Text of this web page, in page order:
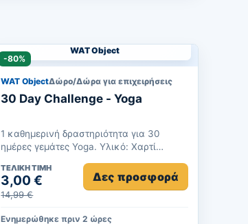
WAT Object
-80%
WAT ObjectΔώρο/Δώρα για επιχειρήσεις
30 Day Challenge - Yoga
1 καθημερινή δραστηριότητα για 30
ημέρες γεμάτες Yoga. Υλικό: Χαρτί
ΤΕΛΙΚΉ ΤΙΜΉ
3,00 €
14,99 €
Δες προσφορά
Ενημερώθηκε πριν 2 ώρες